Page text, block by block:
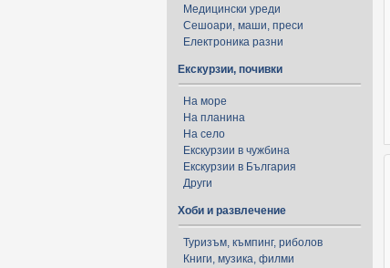
Медицински уреди
Сешоари, маши, преси
Електроника разни
Екскурзии, почивки
На море
На планина
На село
Екскурзии в чужбина
Екскурзии в България
Други
Хоби и развлечение
Туризъм, къмпинг, риболов
Книги, музика, филми